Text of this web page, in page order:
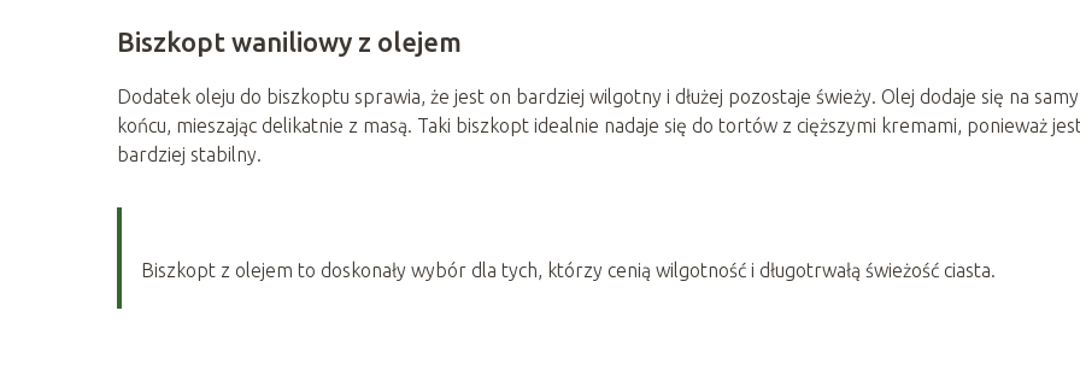
Biszkopt waniliowy z olejem
Dodatek oleju do biszkoptu sprawia, że jest on bardziej wilgotny i dłużej pozostaje świeży. Olej dodaje się na
końcu, mieszając delikatnie z masą. Taki biszkopt idealnie nadaje się do tortów z cięższymi kremami, ponieważ
bardziej stabilny.
Biszkopt z olejem to doskonały wybór dla tych, którzy cenią wilgotność i długotrwałą świeżość ciasta.